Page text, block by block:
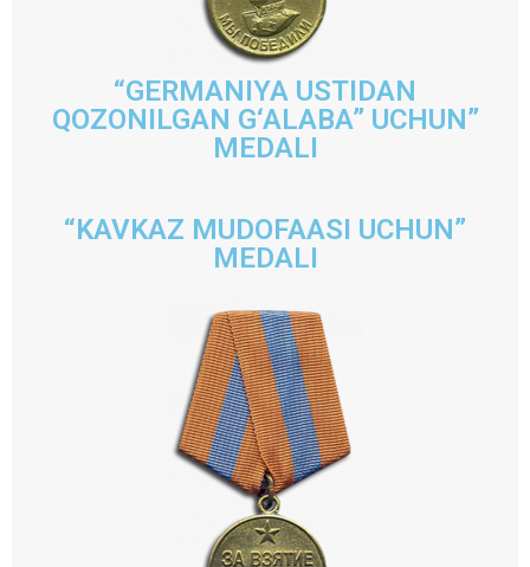
“GERMANIYA USTIDAN
QOZONILGAN G‘ALABA” UCHUN”
MEDALI
“KAVKAZ MUDOFAASI UCHUN”
MEDALI